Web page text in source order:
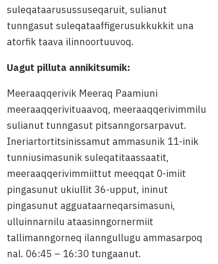
suleqataarusussuseqaruit, sulianut
tunngasut suleqataaffigerusukkukkit una
atorfik taava ilinnoortuuvoq.
Uagut pilluta annikitsumik:
Meeraaqqerivik Meeraq Paamiuni
meeraaqqerivituaavoq, meeraaqqerivimmilu
sulianut tunngasut pitsanngorsarpavut.
Ineriartortitsinissamut ammasunik 11-inik
tunniusimasunik suleqatitaassaatit,
meeraaqqerivimmiittut meeqqat 0-imiit
pingasunut ukiullit 36-upput, ininut
pingasunut agguataarneqarsimasuni,
ulluinnarnilu ataasinngornermiit
tallimanngorneq ilanngullugu ammasarpoq
nal. 06:45 – 16:30 tungaanut.